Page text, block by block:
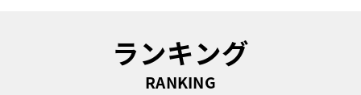
ランキング
RANKING